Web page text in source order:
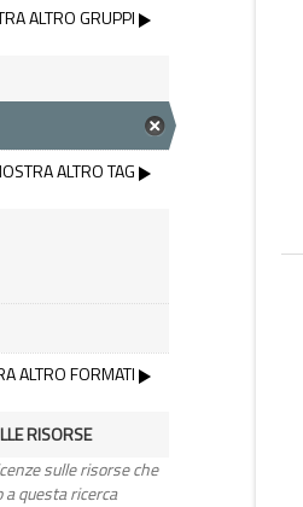
ALTRO GRUPPI
ALTRO TAG
ALTRO FORMATI
RISORSE
sulle risorse che
questa ricerca